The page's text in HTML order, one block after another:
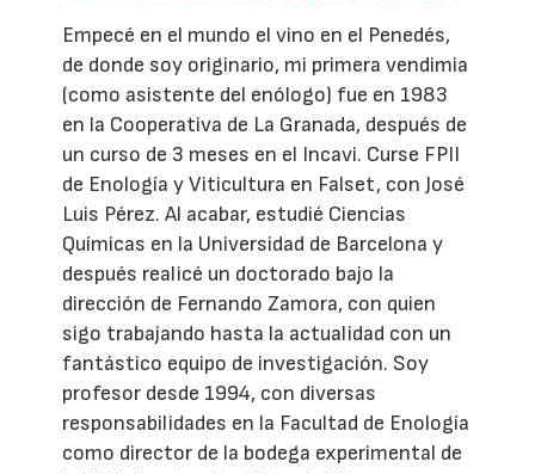
Empecé en el mundo el vino en el Penedés,
de donde soy originario, mi primera vendimia
(como asistente del enólogo) fue en 1983
en la Cooperativa de La Granada, después de
un curso de 3 meses en el Incavi. Curse FPII
de Enología y Viticultura en Falset, con José
Luis Pérez. Al acabar, estudié Ciencias
Químicas en la Universidad de Barcelona y
después realicé un doctorado bajo la
dirección de Fernando Zamora, con quien
sigo trabajando hasta la actualidad con un
fantástico equipo de investigación. Soy
profesor desde 1994, con diversas
responsabilidades en la Facultad de Enología
como director de la bodega experimental de